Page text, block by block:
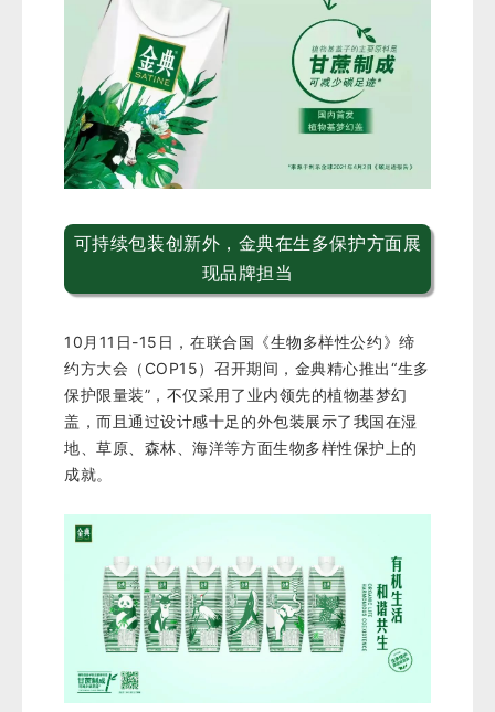
可持续包装创新外，金典在生多保护方面展
现品牌担当
10月11日-15日，在联合国《生物多样性公约》缔
约方大会（COP15）召开期间，金典精心推出“生多
保护限量装”，不仅采用了业内领先的植物基梦幻
盖，而且通过设计感十足的外包装展示了我国在湿
地、草原、森林、海洋等方面生物多样性保护上的
成就。